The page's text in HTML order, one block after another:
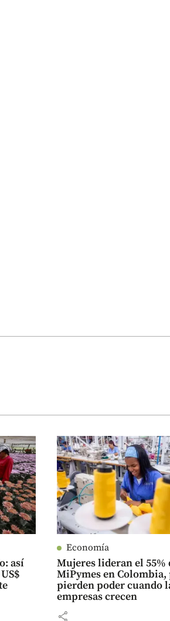
así
Economía
Mujeres lideran el 55%
MiPymes en Colombia,
pierden poder cuando
empresas crecen
share